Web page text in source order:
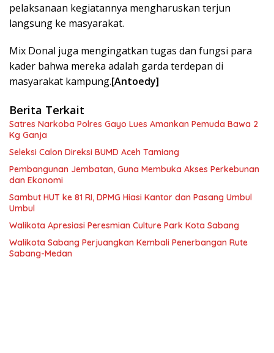
pelaksanaan kegiatannya mengharuskan terjun
langsung ke masyarakat.
Mix Donal juga mengingatkan tugas dan fungsi para
kader bahwa mereka adalah garda terdepan di
masyarakat kampung.[Antoedy]
Berita Terkait
Satres Narkoba Polres Gayo Lues Amankan Pemuda Bawa 2
Kg Ganja
Seleksi Calon Direksi BUMD Aceh Tamiang
Pembangunan Jembatan, Guna Membuka Akses Perkebunan
dan Ekonomi
Sambut HUT ke 81 RI, DPMG Hiasi Kantor dan Pasang Umbul
Umbul
Walikota Apresiasi Peresmian Culture Park Kota Sabang
Walikota Sabang Perjuangkan Kembali Penerbangan Rute
Sabang-Medan